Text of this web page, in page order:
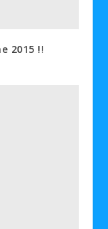
2015 !!